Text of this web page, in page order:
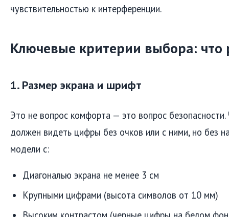
чувствительностью к интерференции.
Ключевые критерии выбора: что
1. Размер экрана и шрифт
Это не вопрос комфорта — это вопрос
должен видеть цифры без очков или с ними, но без
модели с:
Диагональю экрана не менее 3 см
Крупными цифрами (высота символов от 10 мм)